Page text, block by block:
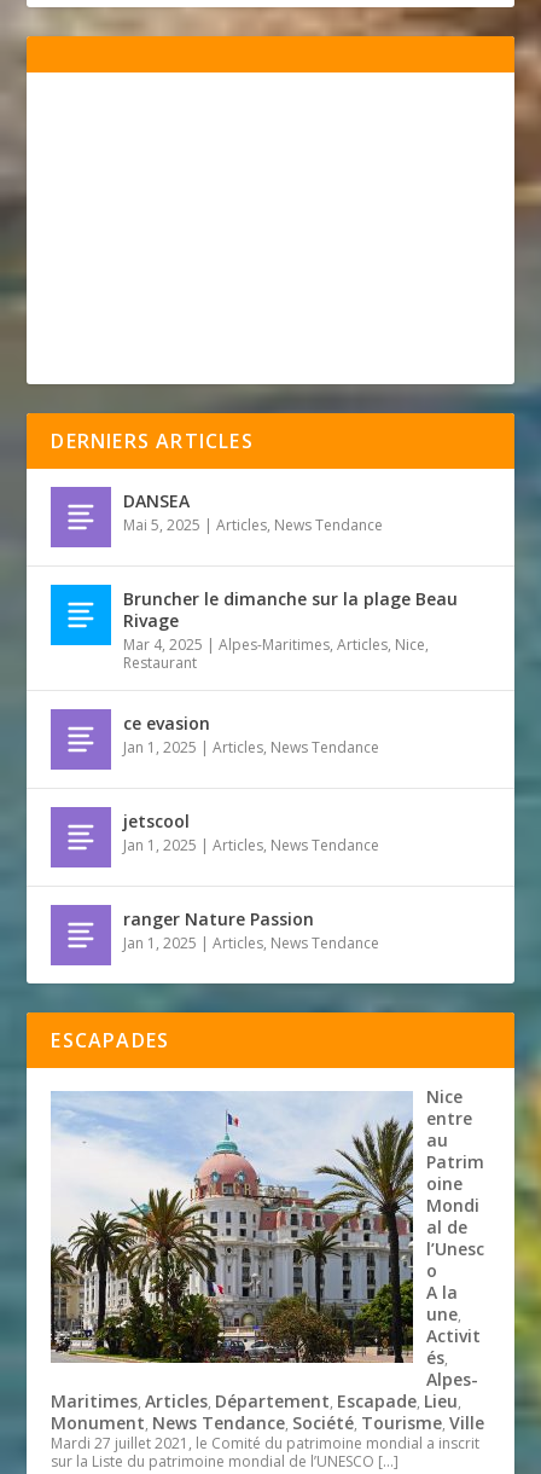
DERNIERS ARTICLES
DANSEA
Mai 5, 2025 |Articles, News Tendance
Bruncher le dimanche sur la plage Beau
Rivage
Mar 4, 2025 |Alpes-Maritimes,Articles, Nice,
Restaurant
ce evasion
Jan 1, 2025 |Articles, News Tendance
jetscool
Jan 1, 2025 |Articles, News Tendance
ranger Nature Passion
Jan 1, 2025 |Articles, News Tendance
ESCAPADES
Nice
entre
au
Patrim
oine
Mondi
al de
l’Unesc
o
A la
une,
Activit
és,
Alpes-
Maritimes,Articles, Département, Escapade, Lieu,
Monument, News Tendance, Société, Tourisme,Ville
Mardi 27 juillet 2021, le Comité du patrimoine mondial a inscrit
sur la Liste du patrimoine mondial de l’UNESCO […]